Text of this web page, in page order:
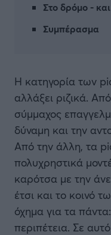
Στο δρόμο -
Συμπέρασμα
Η κατηγορία των
αλλάξει ριζικά.
σύμμαχος
δύναμη και την
Από την άλλη, τα
πολυχρηστικά
καρότσα με την
έτσι και το κοινό
όχημα για τα πάντα:
περιπέτεια. Σε